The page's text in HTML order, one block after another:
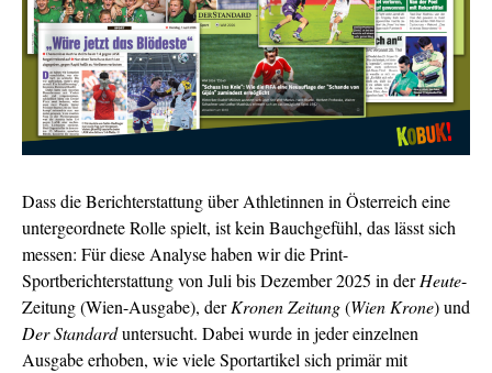
Dass die Berichterstattung über Athletinnen in Österreich eine
untergeordnete Rolle spielt, ist kein Bauchgefühl, das lässt sich
messen: Für diese Analyse haben wir die Print-
Sportberichterstattung von Juli bis Dezember 2025 in derHeute-
Zeitung (Wien-Ausgabe), derKronen Zeitung(Wien Krone) und
Der Standarduntersucht. Dabei wurde in jeder einzelnen
Ausgabe erhoben, wie viele Sportartikel sich primär mit